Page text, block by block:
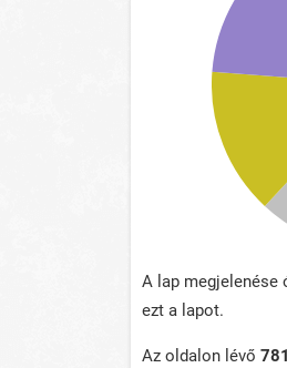
A lap megjelenése
ezt a lapot.
Az oldalon lévő